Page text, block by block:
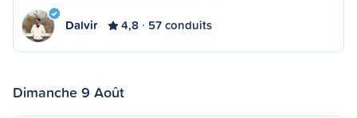
Dalvir 4,8 57 conduits
Dimanche 9 Août